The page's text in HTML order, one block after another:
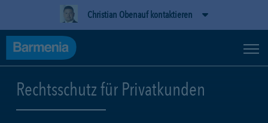
Christian Obenauf kontaktieren
Rechtsschutz für Privatkunden